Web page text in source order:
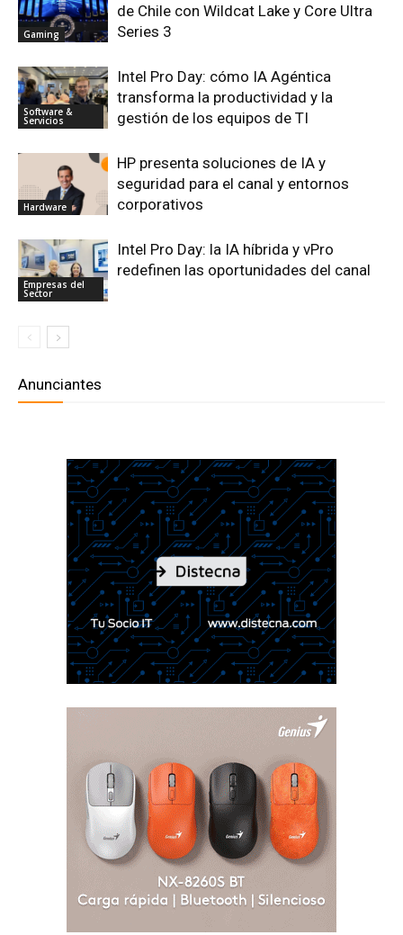
Gaming
de Chile con Wildcat Lake y Core Ultra
Series 3
Software &
Servicios
Intel Pro Day: cómo IA Agéntica
transforma la productividad y la
gestión de los equipos de TI
Hardware
HP presenta soluciones de IA y
seguridad para el canal y entornos
corporativos
Empresas del
Sector
Intel Pro Day: la IA híbrida y vPro
redefinen las oportunidades del canal
Anunciantes